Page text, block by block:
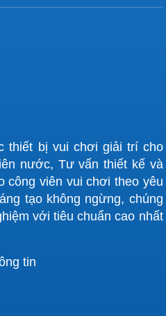
thiết bị vui chơi giải trí cho
nước, Tư vấn thiết kế và
công viên vui chơi theo yêu
tạo không ngừng, chúng
với tiêu chuẩn cao nhất
tin